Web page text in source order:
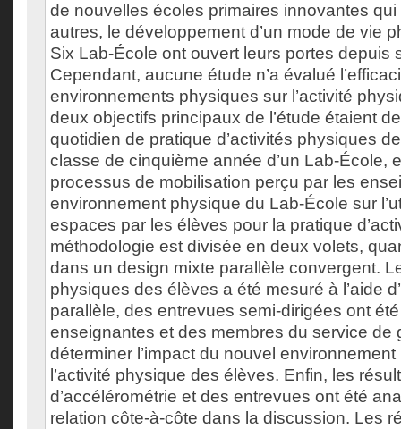
de nouvelles écoles primaires innovantes
autres, le développement d’un mode de vie
Six Lab-École ont ouvert leurs portes depuis
Cependant, aucune étude n’a évalué
environnements physiques sur l’activité
deux objectifs principaux de l’étude étaient
quotidien de pratique d’activités physiques
classe de cinquième année d’un Lab-École,
processus de mobilisation perçu par les
environnement physique du Lab-École sur
espaces par les élèves pour la pratique
méthodologie est divisée en deux volets,
dans un design mixte parallèle convergent.
physiques des élèves a été mesuré à l’aide
parallèle, des entrevues semi-dirigées ont
enseignantes et des membres du service de
déterminer l’impact du nouvel
l’activité physique des élèves. Enfin, les
d’accélérométrie et des entrevues ont été
relation côte-à-côte dans la discussion. Les